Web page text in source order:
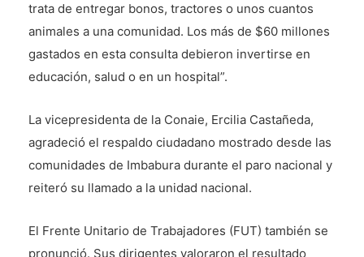
trata de entregar bonos, tractores o unos cuantos
animales a una comunidad. Los más de $60 millones
gastados en esta consulta debieron invertirse en
educación, salud o en un hospital”.
La vicepresidenta de la Conaie, Ercilia Castañeda,
agradeció el respaldo ciudadano mostrado desde las
comunidades de Imbabura durante el paro nacional y
reiteró su llamado a la unidad nacional.
El Frente Unitario de Trabajadores (FUT) también se
pronunció. Sus dirigentes valoraron el resultado